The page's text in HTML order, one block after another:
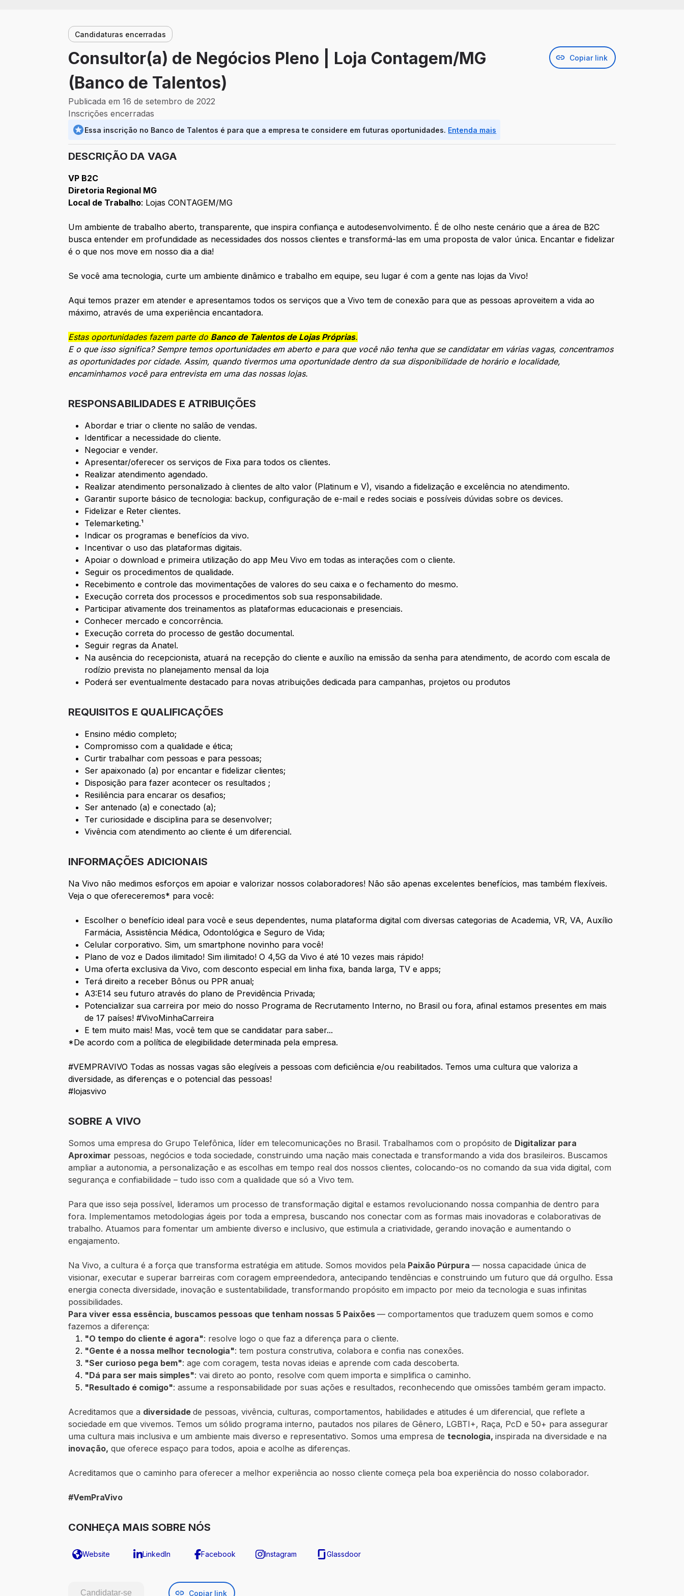
Candidaturas encerradas
Consultor(a) de Negócios Pleno | Loja Contagem/MG
(Banco de Talentos)
Copiar link
Publicada em 16 de setembro de 2022
Inscrições encerradas
Essa inscrição no Banco de Talentos é para que a empresa te considere em futuras oportunidades. Entenda mais
DESCRIÇÃO DA VAGA
VP B2C
Diretoria Regional MG
Local de Trabalho: Lojas CONTAGEM/MG
Um ambiente de trabalho aberto, transparente, que inspira confiança e autodesenvolvimento. É de olho neste cenário que a área de B2C
busca entender em profundidade as necessidades dos nossos clientes e transformá-las em uma proposta de valor única. Encantar e fidelizar
é o que nos move em nosso dia a dia!
Se você ama tecnologia, curte um ambiente dinâmico e trabalho em equipe, seu lugar é com a gente nas lojas da Vivo!
Aqui temos prazer em atender e apresentamos todos os serviços que a Vivo tem de conexão para que as pessoas aproveitem a vida ao
máximo, através de uma experiência encantadora.
Estas oportunidades fazem parte do Banco de Talentos de Lojas Próprias.
E o que isso significa? Sempre temos oportunidades em aberto e para que você não tenha que se candidatar em várias vagas, concentramos
as oportunidades por cidade. Assim, quando tivermos uma oportunidade dentro da sua disponibilidade de horário e localidade,
encaminhamos você para entrevista em uma das nossas lojas.
RESPONSABILIDADES E ATRIBUIÇÕES
Abordar e triar o cliente no salão de vendas.
Identificar a necessidade do cliente.
Negociar e vender.
Apresentar/oferecer os serviços de Fixa para todos os clientes.
Realizar atendimento agendado.
Realizar atendimento personalizado à clientes de alto valor (Platinum e V), visando a fidelização e excelência no atendimento.
Garantir suporte básico de tecnologia: backup, configuração de e-mail e redes sociais e possíveis dúvidas sobre os devices.
Fidelizar e Reter clientes.
Telemarketing.¹
Indicar os programas e benefícios da vivo.
Incentivar o uso das plataformas digitais.
Apoiar o download e primeira utilização do app Meu Vivo em todas as interações com o cliente.
Seguir os procedimentos de qualidade.
Recebimento e controle das movimentações de valores do seu caixa e o fechamento do mesmo.
Execução correta dos processos e procedimentos sob sua responsabilidade.
Participar ativamente dos treinamentos as plataformas educacionais e presenciais.
Conhecer mercado e concorrência.
Execução correta do processo de gestão documental.
Seguir regras da Anatel.
Na ausência do recepcionista, atuará na recepção do cliente e auxílio na emissão da senha para atendimento, de acordo com escala de
rodízio prevista no planejamento mensal da loja
Poderá ser eventualmente destacado para novas atribuições dedicada para campanhas, projetos ou produtos
REQUISITOS E QUALIFICAÇÕES
Ensino médio completo;
Compromisso com a qualidade e ética;
Curtir trabalhar com pessoas e para pessoas;
Ser apaixonado (a) por encantar e fidelizar clientes;
Disposição para fazer acontecer os resultados ;
Resiliência para encarar os desafios;
Ser antenado (a) e conectado (a);
Ter curiosidade e disciplina para se desenvolver;
Vivência com atendimento ao cliente é um diferencial.
INFORMAÇÕES ADICIONAIS
Na Vivo não medimos esforços em apoiar e valorizar nossos colaboradores! Não são apenas excelentes benefícios, mas também flexíveis.
Veja o que ofereceremos* para você:
Escolher o benefício ideal para você e seus dependentes, numa plataforma digital com diversas categorias de Academia, VR, VA, Auxílio
Farmácia, Assistência Médica, Odontológica e Seguro de Vida;
Celular corporativo. Sim, um smartphone novinho para você!
Plano de voz e Dados ilimitado! Sim ilimitado! O 4,5G da Vivo é até 10 vezes mais rápido!
Uma oferta exclusiva da Vivo, com desconto especial em linha fixa, banda larga, TV e apps;
Terá direito a receber Bônus ou PPR anual;
A3:E14 seu futuro através do plano de Previdência Privada;
Potencializar sua carreira por meio do nosso Programa de Recrutamento Interno, no Brasil ou fora, afinal estamos presentes em mais
de 17 países! #VivoMinhaCarreira
E tem muito mais! Mas, você tem que se candidatar para saber...
*De acordo com a política de elegibilidade determinada pela empresa.
#VEMPRAVIVO Todas as nossas vagas são elegíveis a pessoas com deficiência e/ou reabilitados. Temos uma cultura que valoriza a
diversidade, as diferenças e o potencial das pessoas!
#lojasvivo
SOBRE A VIVO
Somos uma empresa do Grupo Telefônica, líder em telecomunicações no Brasil. Trabalhamos com o propósito de Digitalizar para
Aproximar pessoas, negócios e toda sociedade, construindo uma nação mais conectada e transformando a vida dos brasileiros. Buscamos
ampliar a autonomia, a personalização e as escolhas em tempo real dos nossos clientes, colocando-os no comando da sua vida digital, com
segurança e confiabilidade – tudo isso com a qualidade que só a Vivo tem.
Para que isso seja possível, lideramos um processo de transformação digital e estamos revolucionando nossa companhia de dentro para
fora. Implementamos metodologias ágeis por toda a empresa, buscando nos conectar com as formas mais inovadoras e colaborativas de
trabalho. Atuamos para fomentar um ambiente diverso e inclusivo, que estimula a criatividade, gerando inovação e aumentando o
engajamento.
Na Vivo, a cultura é a força que transforma estratégia em atitude. Somos movidos pela Paixão Púrpura— nossa capacidade única de
visionar, executar e superar barreiras com coragem empreendedora, antecipando tendências e construindo um futuro que dá orgulho. Essa
energia conecta diversidade, inovação e sustentabilidade, transformando propósito em impacto por meio da tecnologia e suas infinitas
possibilidades.
Para viver essa essência, buscamos pessoas que tenham nossas 5 Paixões— comportamentos que traduzem quem somos e como
fazemos a diferença:
"O tempo do cliente é agora": resolve logo o que faz a diferença para o cliente.
"Gente é a nossa melhor tecnologia": tem postura construtiva, colabora e confia nas conexões.
"Ser curioso pega bem": age com coragem, testa novas ideias e aprende com cada descoberta.
"Dá para ser mais simples": vai direto ao ponto, resolve com quem importa e simplifica o caminho.
"Resultado é comigo": assume a responsabilidade por suas ações e resultados, reconhecendo que omissões também geram impacto.
Acreditamos que a diversidadede pessoas, vivência, culturas, comportamentos, habilidades e atitudes é um diferencial, que reflete a
sociedade em que vivemos. Temos um sólido programa interno, pautados nos pilares de Gênero, LGBTI+, Raça, PcD e 50+ para assegurar
uma cultura mais inclusiva e um ambiente mais diverso e representativo. Somos uma empresa detecnologia,inspirada na diversidade e na
inovação, que oferece espaço para todos, apoia e acolhe as diferenças.
Acreditamos que o caminho para oferecer a melhor experiência ao nosso cliente começa pela boa experiência do nosso colaborador.
#VemPraVivo
CONHEÇA MAIS SOBRE NÓS
Website LinkedIn Facebook Instagram Glassdoor
Candidatar-se Copiar link